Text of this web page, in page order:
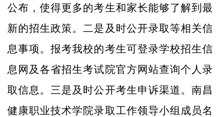
公布，使得更多的考生和家长能够了解到最
新的招生政策。二是及时公开录取等相关信
息事项。报考我校的考生可登录学校招生信
息网及各省招生考试院官方网站查询个人录
取信息。三是及时公开考生申诉渠道。南昌
健康职业技术学院录取工作领导小组成员名